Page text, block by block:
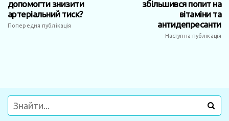
допомогти знизити
артеріальний тиск?
Попередня публікація
збільшився попит на
вітаміни та
антидепресанти
Наступна публікація